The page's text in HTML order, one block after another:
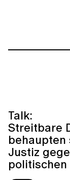
Talk:
Streitbare
Justiz